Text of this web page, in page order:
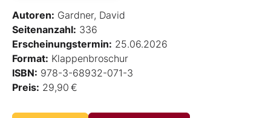
Autoren: Gardner, David
Seitenanzahl: 336
Erscheinungstermin: 25.06.2026
Format: Klappenbroschur
ISBN: 978-3-68932-071-3
Preis: 29,90 €